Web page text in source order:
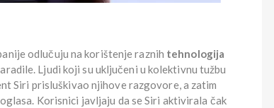
odlučuju na korištenje raznih tehnologija
Ljudi koji su uključeni u kolektivnu tužbu
Siri prisluškivao njihove razgovore, a zatim
Korisnici javljaju da se Siri aktivirala čak